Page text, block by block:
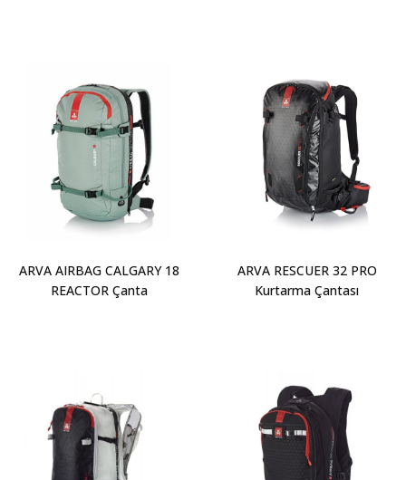
ARVA AIRBAG CALGARY 18
REACTOR Çanta
ARVA RESCUER 32 PRO
Kurtarma Çantası